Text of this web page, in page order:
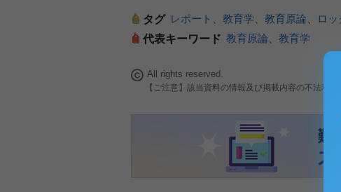
タグ レポート 教育学 教育原論 ロッ
代表キーワード 教育原論 教育学
All rights reserved.
【ご注意】該当資料の情報及び掲載内容の不法利